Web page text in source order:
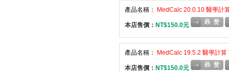
產品名稱： MedCalc 20.0.10 醫學計
本店售價： NT$150.0元
產品名稱： MedCalc 19.5.2 醫學計
本店售價： NT$150.0元